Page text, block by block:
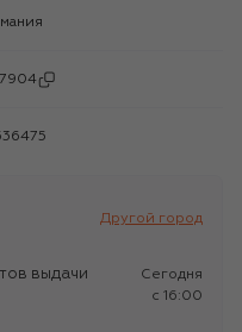
Другой город
выдачи
Сегодня
c 16:00